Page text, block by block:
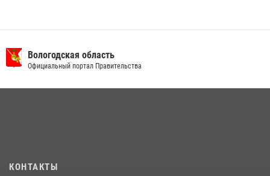
взаимодействие по профилактике мошенничеств
22 июля 2026, 12:10 2
минувшую неделю
Вологодская область
Официальный портал Правительства
КОНТАКТЫ